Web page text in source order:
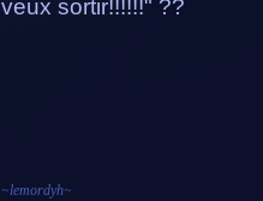
veux sortir!!!!!!" ??
~lemordyh~